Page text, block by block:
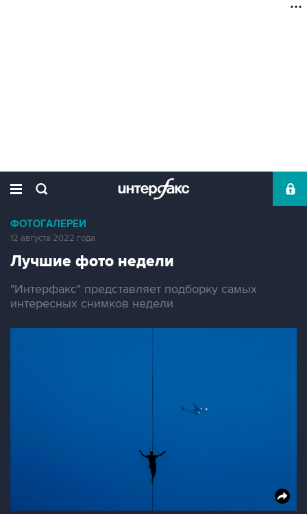
ФОТОГАЛЕРЕИ
12 августа 2022 года
Лучшие фото недели
"Интерфакс" представляет подборку самых
интересных снимков недели